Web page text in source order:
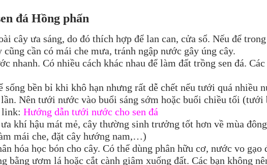
đá Hồng phấn
cây ưa sáng, do đó thích hợp để lan can, cửa sổ. Nếu để
cần có mái che mưa, tránh ngập nước gây úng cây.
nhanh. Có nhiều cách khác nhau để làm đất trồng sen đá.
bền bỉ khi khô hạn nhưng rất dễ chết nếu tưới quá
Nên tưới nước vào buổi sáng sớm hoặc buổi chiều tối
link: Hướng dẫn tưới nước cho sen đá
khí hậu mát mẻ, cây thường sinh trưởng tốt hơn về mùa
mái che, đặt cây hướng nam,…)
hóa học bón cho cây. Có thể dùng phân hữu cơ, nước vo gạo
bằng ươm lá hoặc cắt cành giâm xuống đất. Các bạn không